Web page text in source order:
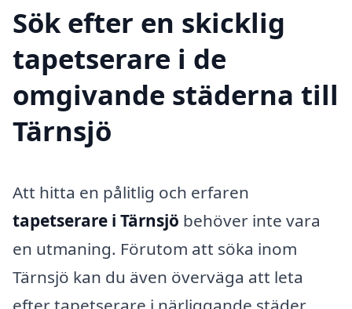
Sök efter en skicklig
tapetserare i de
omgivande städerna till
Tärnsjö
Att hitta en pålitlig och erfaren
tapetserare i Tärnsjö behöver inte vara
en utmaning. Förutom att söka inom
Tärnsjö kan du även överväga att leta